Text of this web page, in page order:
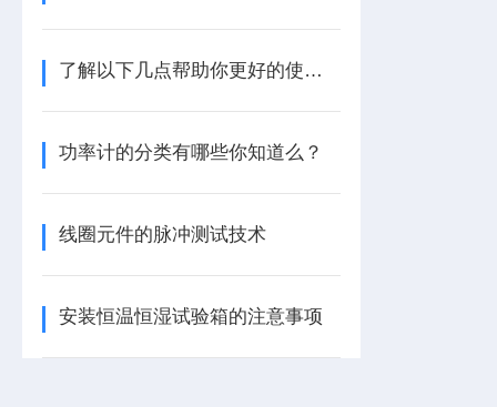
了解以下几点帮助你更好的使用任意波函数发生器
功率计的分类有哪些你知道么？
线圈元件的脉冲测试技术
安装恒温恒湿试验箱的注意事项